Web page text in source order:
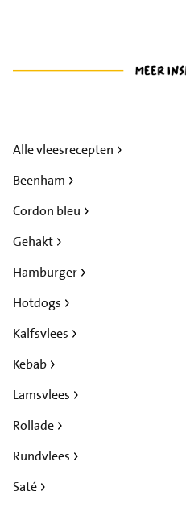
Alle vleesrecepten
Beenham
Cordon bleu
Gehakt
Hamburger
Hotdogs
Kalfsvlees
Kebab
Lamsvlees
Rollade
Rundvlees
Saté